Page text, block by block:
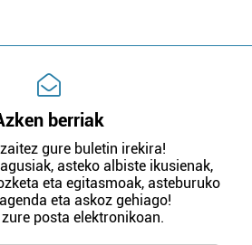
berriak
gure buletin irekira!
asteko albiste ikusienak,
eta egitasmoak, asteburuko
eta askoz gehiago!
posta elektronikoan.